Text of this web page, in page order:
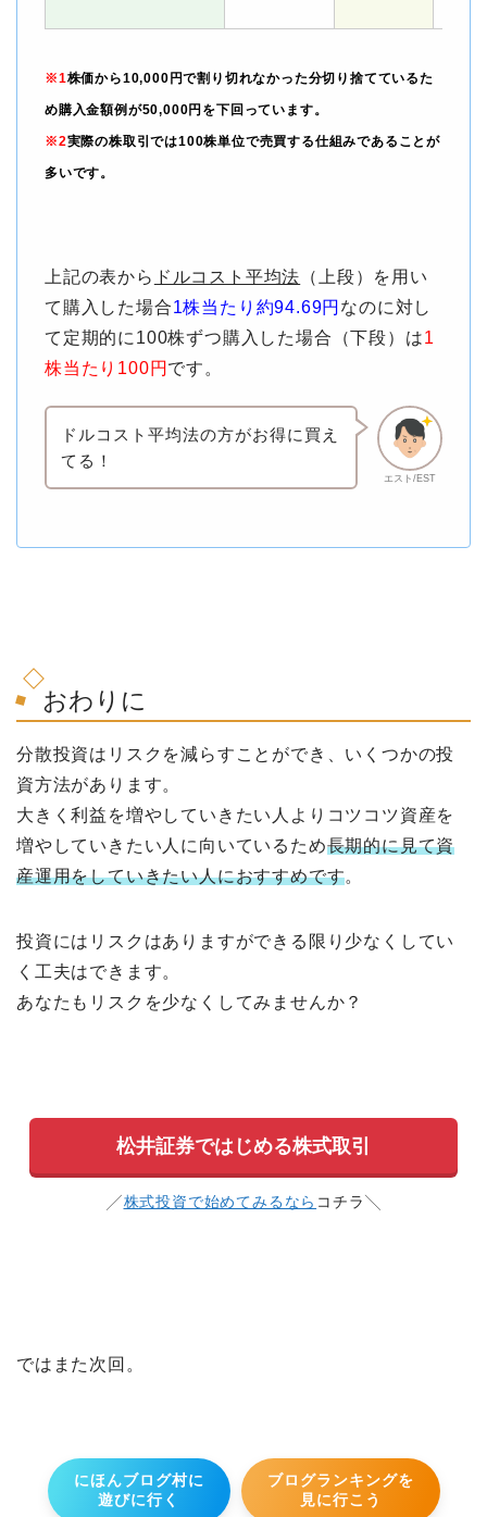
※1株価から10,000円で割り切れなかった分切り捨てているた
め購入金額例が50,000円を下回っています。
※2実際の株取引では100株単位で売買する仕組みであることが
多いです。
上記の表から ドルコスト平均法 （上段）を用い
て購入した場合1株当たり約94.69円 なのに対し
て定期的に100株ずつ購入した場合（下段）は1
株当たり100円 です。
エスト/EST
ドルコスト平均法の方がお得に買え
てる！
おわりに
分散投資はリスクを減らすことができ、いくつかの投
資方法があります。
大きく利益を増やしていきたい人よりコツコツ資産を
増やしていきたい人に向いているため長期的に見て資
産運用をしていきたい人におすすめです。
投資にはリスクはありますができる限り少なくしてい
く工夫はできます。
あなたもリスクを少なくしてみませんか？
松井証券ではじめる株式取引
╱株式投資で始めてみるなら コチラ╲
ではまた次回。
にほんブログ村に
遊びに行く
ブログランキングを
見に行こう